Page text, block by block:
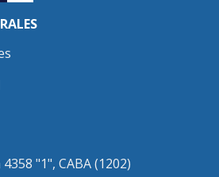
4358 "1", CABA (1202)